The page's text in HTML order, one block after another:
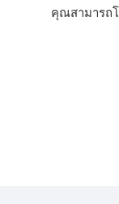
คุณสามารถ